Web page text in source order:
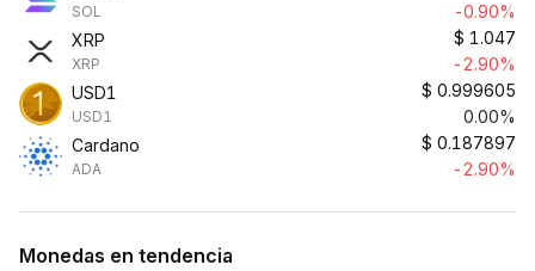
SOL
-0.90%
XRP
XRP
$ 1.047
-2.90%
USD1
USD1
$ 0.999605
0.00%
Cardano
ADA
$ 0.187897
-2.90%
Monedas en tendencia